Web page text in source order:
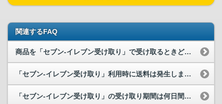
関連するFAQ
商品を「セブン-イレブン受け取り」で受け取るときどのような支払い方法があり...
「セブン-イレブン受け取り」利用時に送料は発生しますか？
「セブン-イレブン受け取り」の受け取り期間は何日間ですか？